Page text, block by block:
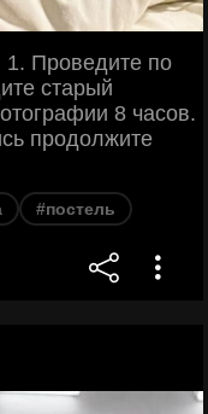
Проведите по
старый
8 часов.
продолжите
#постель